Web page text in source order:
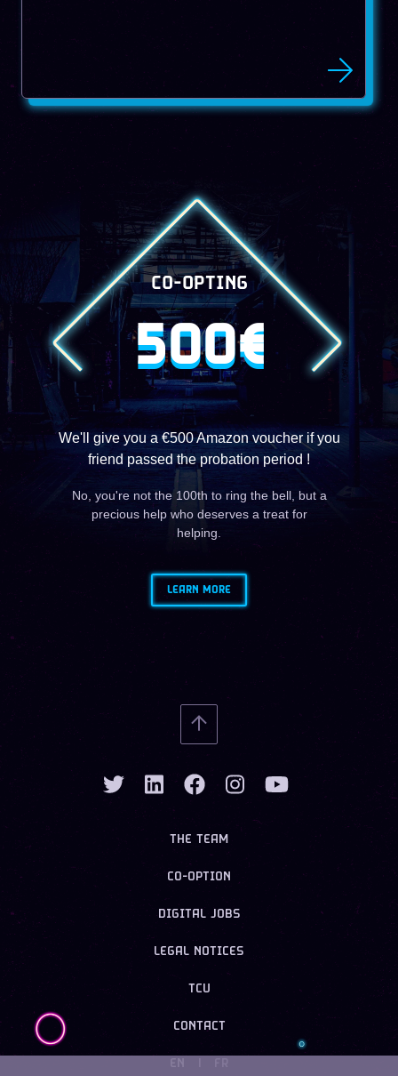
CO-OPTING
500€
We'll give you a €500 Amazon voucher if you
friend passed the probation period !
No, you're not the 100th to ring the bell, but a
precious help who deserves a treat for
helping.
LEARN MORE
THE TEAM
CO-OPTION
DIGITAL JOBS
LEGAL NOTICES
TCU
CONTACT
EN